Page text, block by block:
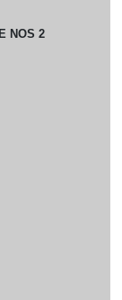
NOS 2